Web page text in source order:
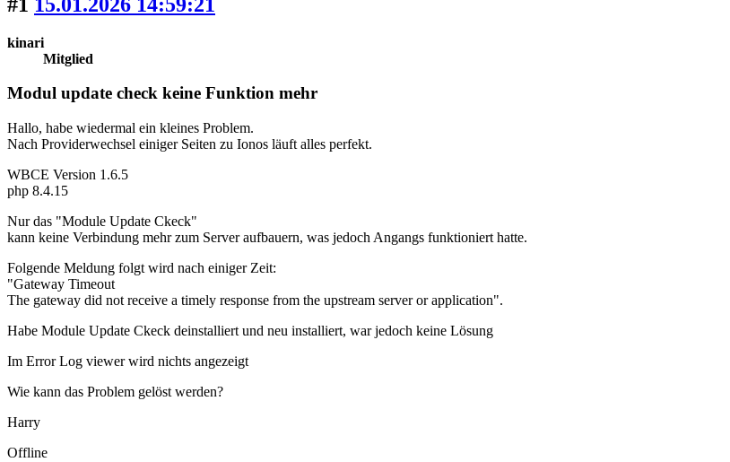
kinari
Mitglied
Modul update check keine Funktion mehr
Hallo, habe wiedermal ein kleines Problem.
Nach Providerwechsel einiger Seiten zu Ionos läuft alles perfekt.
WBCE Version 1.6.5
php 8.4.15
Nur das "Module Update Ckeck"
kann keine Verbindung mehr zum Server aufbauern, was jedoch Angangs funktioniert hatte.
Folgende Meldung folgt wird nach einiger Zeit:
"Gateway Timeout
The gateway did not receive a timely response from the upstream server or application".
Habe Module Update Ckeck deinstalliert und neu installiert, war jedoch keine Lösung
Im Error Log viewer wird nichts angezeigt
Wie kann das Problem gelöst werden?
Harry
Offline